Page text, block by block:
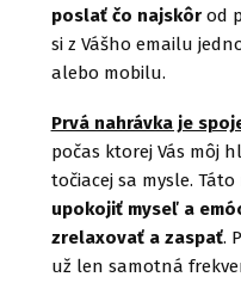
poslať čo najskôrod
si z Vášho emailu
alebo mobilu.
Prvá nahrávka je
počas ktorej Vás môj
točiacej sa mysle.
upokojiť myseľ a
zrelaxovať a zaspať.
už len samotná